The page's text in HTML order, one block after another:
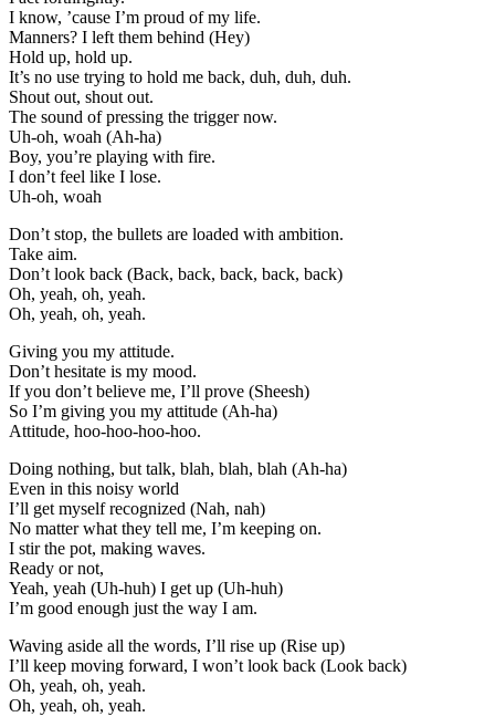
I know, ’cause I’m proud of my life.
Manners? I left them behind (Hey)
Hold up, hold up.
It’s no use trying to hold me back, duh, duh, duh.
Shout out, shout out.
The sound of pressing the trigger now.
Uh-oh, woah (Ah-ha)
Boy, you’re playing with fire.
I don’t feel like I lose.
Uh-oh, woah
Don’t stop, the bullets are loaded with ambition.
Take aim.
Don’t look back (Back, back, back, back, back)
Oh, yeah, oh, yeah.
Oh, yeah, oh, yeah.
Giving you my attitude.
Don’t hesitate is my mood.
If you don’t believe me, I’ll prove (Sheesh)
So I’m giving you my attitude (Ah-ha)
Attitude, hoo-hoo-hoo-hoo.
Doing nothing, but talk, blah, blah, blah (Ah-ha)
Even in this noisy world
I’ll get myself recognized (Nah, nah)
No matter what they tell me, I’m keeping on.
I stir the pot, making waves.
Ready or not,
Yeah, yeah (Uh-huh) I get up (Uh-huh)
I’m good enough just the way I am.
Waving aside all the words, I’ll rise up (Rise up)
I’ll keep moving forward, I won’t look back (Look back)
Oh, yeah, oh, yeah.
Oh, yeah, oh, yeah.